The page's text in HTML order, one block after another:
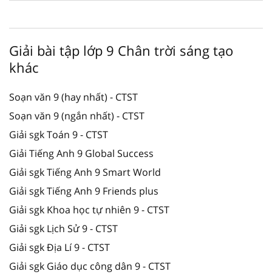
Giải bài tập lớp 9 Chân trời sáng tạo
khác
Soạn văn 9 (hay nhất) - CTST
Soạn văn 9 (ngắn nhất) - CTST
Giải sgk Toán 9 - CTST
Giải Tiếng Anh 9 Global Success
Giải sgk Tiếng Anh 9 Smart World
Giải sgk Tiếng Anh 9 Friends plus
Giải sgk Khoa học tự nhiên 9 - CTST
Giải sgk Lịch Sử 9 - CTST
Giải sgk Địa Lí 9 - CTST
Giải sgk Giáo dục công dân 9 - CTST